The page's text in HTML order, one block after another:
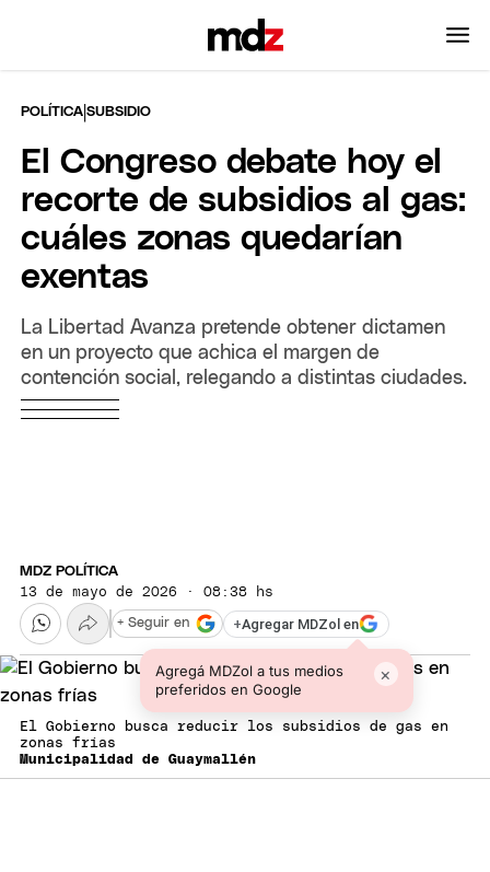
POLÍTICA |SUBSIDIO
El Congreso debate hoy el
recorte de subsidios al gas:
cuáles zonas quedarían
exentas
La Libertad Avanza pretende obtener dictamen
en un proyecto que achica el margen de
contención social, relegando a distintas ciudades.
MDZ POLÍTICA
13 de mayo de 2026 · 08:38 hs
+Agregar MDZol en
Agregá MDZol a tus medios
preferidos en Google
×
+ Seguir en
El Gobierno busca reducir los subsidios de gas en
zonas frías
Municipalidad de Guaymallén